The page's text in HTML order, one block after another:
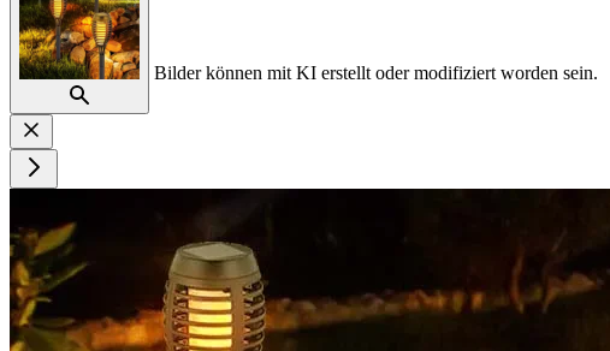
Bilder können mit KI erstellt oder modifiziert worden sein.